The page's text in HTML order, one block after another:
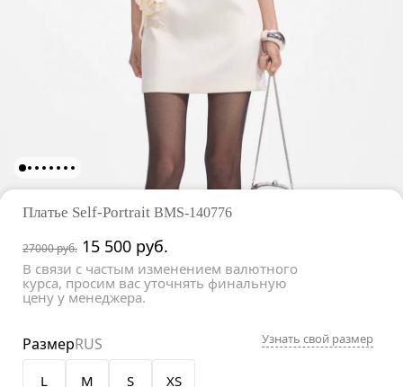
Платье Self-Portrait BMS-140776
27000 руб. 15 500 руб.
В связи с частым изменением валютного
курса, просим вас уточнять финальную
цену у менеджера.
L M S XS
РазмерRUS Узнать свой размер